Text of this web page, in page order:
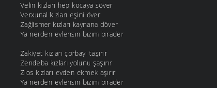
Velin kızları hep kocaya söver
Verxunal kızları eşini över
Zağlismer kızları kaynana döver
Ya nerden evlensin bizim birader
Zakiyet kızları çorbayı taşırır
Zendeba kızları yolunu şaşırır
Zios kızları evden ekmek aşırır
Ya nerden evlensin bizim birader